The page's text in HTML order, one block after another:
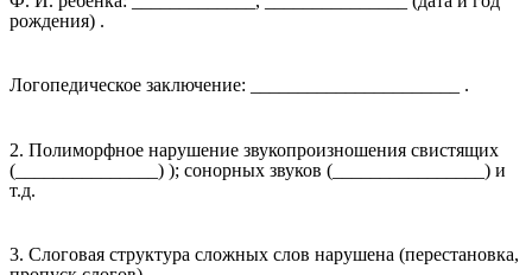
рождения) .
Логопедическое заключение: ______________________ .
2. Полиморфное нарушение звукопроизношения свистящих
(_______________) ); сонорных звуков (________________) и
т.д.
3. Слоговая структура сложных слов нарушена (перестановка,